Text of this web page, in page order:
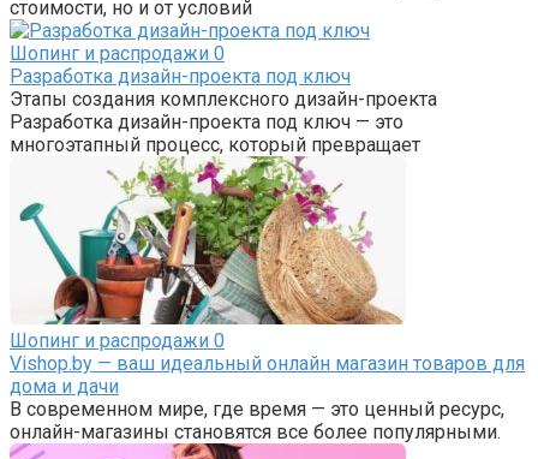
стоимости, но и от условий
Шопинг и распродажи 0
Разработка дизайн-проекта под ключ
Этапы создания комплексного дизайн-проекта
Разработка дизайн-проекта под ключ — это
многоэтапный процесс, который превращает
Шопинг и распродажи 0
Vishop.by — ваш идеальный онлайн магазин товаров для
дома и дачи
В современном мире, где время — это ценный ресурс,
онлайн-магазины становятся все более популярными.